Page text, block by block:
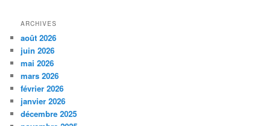
ARCHIVES
août 2026
juin 2026
mai 2026
mars 2026
février 2026
janvier 2026
décembre 2025